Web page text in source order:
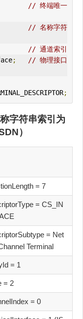
// 终端唯一
// 名称字符
// 通道索引
;
// 物理接口
;
字符串索引为
）
= 7
= CS_IN
= Net
Terminal
= 1
= 2
= 0